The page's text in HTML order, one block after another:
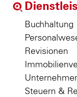
Buchhaltung
Revisionen
Steuern &